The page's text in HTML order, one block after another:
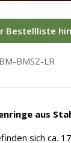
Bestellliste
BMSZ-LR
aus
sich ca.